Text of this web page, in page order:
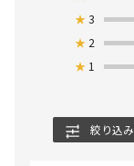
★3
★ 2
★ 1
絞り込み